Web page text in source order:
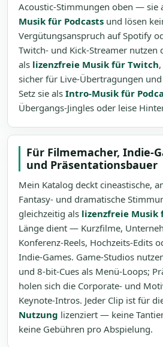
Acoustic-Stimmungen oben — sie
Musik für Podcasts und lösen
Vergütungsanspruch auf Spotify
Twitch- und Kick-Streamer nutzen
als lizenzfreie Musik für Twitch
sicher für Live-Übertragungen und
Setz sie als Intro-Musik für
Übergangs-Jingles oder leise
Für Filmemacher, Indie-
und Präsentationsbauer
Mein Katalog deckt cineastische,
Fantasy- und dramatische
gleichzeitig als lizenzfreie Musik
Länge dient — Kurzfilme,
Konferenz-Reels, Hochzeits-Edits
Indie-Games. Game-Studios
und 8-bit-Cues als Menü-Loops;
holen sich die Corporate- und
Keynote-Intros. Jeder Clip ist für
Nutzung lizenziert — keine
keine Gebühren pro Abspielung.